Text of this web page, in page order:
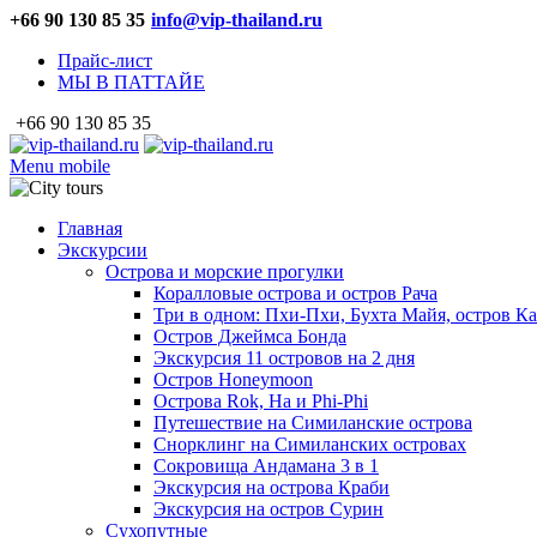
+66 90 130 85 35 info@vip-thailand.ru
Прайс-лист
МЫ В ПАТТАЙЕ
+66 90 130 85 35
Menu mobile
Главная
Экскурсии
Острова и морские прогулки
Коралловые острова и остров Рача
Три в одном: Пхи-Пхи, Бухта Майя, остров
Остров Джеймса Бонда
Экскурсия 11 островов на 2 дня
Остров Honeymoon
Острова Rok, Ha и Phi-Phi
Путешествие на Симиланские острова
Снорклинг на Симиланских островах
Сокровища Андамана 3 в 1
Экскурсия на острова Краби
Экскурсия на остров Сурин
Сухопутные